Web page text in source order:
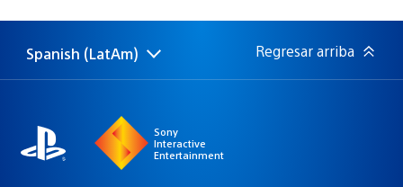
publicación:
Elige
una
Región
actual:
Spanish (LatAm) Regresar arriba
Sony
Interactive
Entertainment